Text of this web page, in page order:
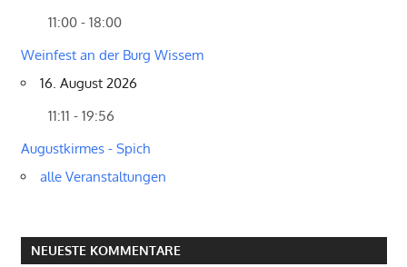
11:00 - 18:00
Weinfest an der Burg Wissem
16. August 2026
11:11 - 19:56
Augustkirmes - Spich
alle Veranstaltungen
NEUESTE KOMMENTARE